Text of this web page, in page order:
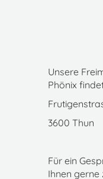
Unsere
Phönix
3600 Thun
Für ein
Ihnen gerne